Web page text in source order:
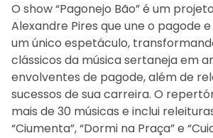
O show “Pagonejo Bão” é um
Alexandre Pires que une o pagode
um único espetáculo,
clássicos da música sertaneja em
envolventes de pagode, além de
sucessos de sua carreira. O
mais de 30 músicas e inclui
“Ciumenta”, “Dormi na Praça” e